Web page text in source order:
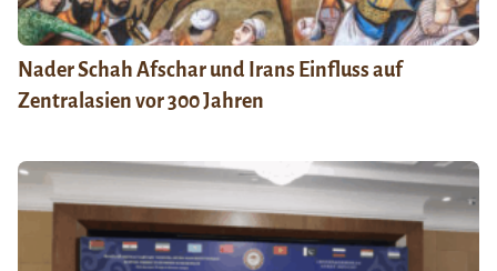
Nader Schah Afschar und Irans Einfluss auf
Zentralasien vor 300 Jahren